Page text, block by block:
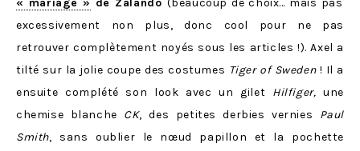
excessivement non plus, donc cool pour ne pas
retrouver complètement noyés sous les articles !). Axel a
tilté sur la jolie coupe des costumes Tiger of Sweden! Il a
ensuite complété son look avec un gilet Hilfiger, une
chemise blanche CK, des petites derbies vernies Paul
Smith, sans oublier le nœud papillon et la pochette